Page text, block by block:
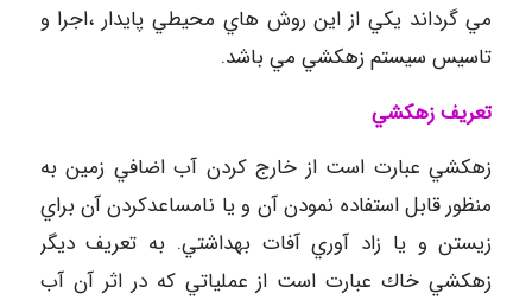
مي گرداند يكي از اين روش هاي محيطي پايدار ،اجرا و
تاسيس سيستم زهكشي مي باشد.
تعريف زهكشي
زهكشي عبارت است از خارج كردن آب اضافي زمين به
منظور قابل استفاده نمودن آن و يا نامساعدكردن آن براي
زيستن و يا زاد آوري آفات بهداشتي. به تعريف ديگر
زهكشي خاك عبارت است از عملياتي كه در اثر آن آب